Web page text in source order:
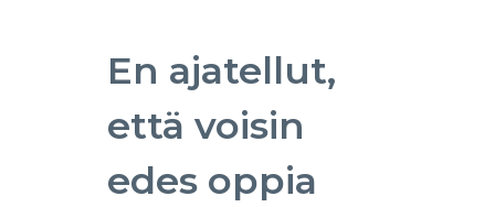
En ajatellut,
että voisin
edes oppia